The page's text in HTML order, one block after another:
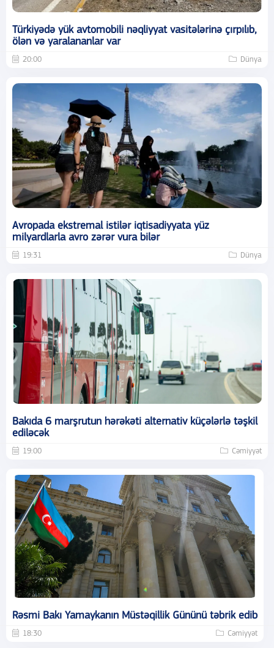
Türkiyədə yük avtomobili nəqliyyat vasitələrinə çırpılıb,
ölən və yaralananlar var
20:00 Dünya
Avropada ekstremal istilər iqtisadiyyata yüz
milyardlarla avro zərər vura bilər
19:31 Dünya
Bakıda 6 marşrutun hərəkəti alternativ küçələrlə təşkil
ediləcək
19:00 Cəmiyyət
Rəsmi Bakı Yamaykanın Müstəqillik Gününü təbrik edib
18:30 Cəmiyyət